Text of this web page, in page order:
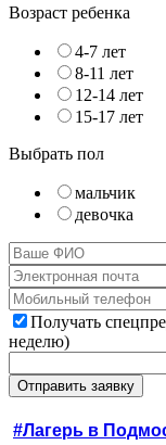
Возраст ребенка
4-7 лет
8-11 лет
12-14 лет
15-17 лет
Выбрать пол
мальчик
девочка
Получать
неделю)
#Лагерь в